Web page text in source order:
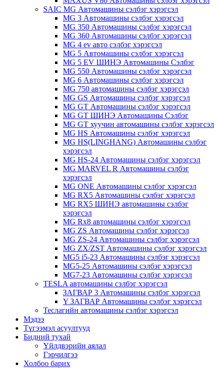
SAIC MG Автомашины сэлбэг хэрэгсэл
MG 3 Автомашины сэлбэг хэрэгсэл
MG 350 Автомашины сэлбэг хэрэгсэл
MG 360 Автомашины сэлбэг хэрэгсэл
MG 4 ev авто сэлбэг хэрэгсэл
MG 5 Автомашины сэлбэг хэрэгсэл
MG 5 EV ШИНЭ Автомашины Сэлбэг
MG 550 Автомашины сэлбэг хэрэгсэл
MG 6 Автомашины сэлбэг хэрэгсэл
MG 750 автомашины сэлбэг хэрэгсэл
MG GS Автомашины сэлбэг хэрэгсэл
MG GT Автомашины сэлбэг хэрэгсэл
MG GT ШИНЭ Автомашины Сэлбэг
MG GT хуучин автомашины сэлбэг хэрэгсэл
MG HS Автомашины сэлбэг хэрэгсэл
MG HS(LINGHANG) Автомашины сэлбэг
хэрэгсэл
MG HS-24 Автомашины сэлбэг хэрэгсэл
MG MARVEL R Автомашины сэлбэг
хэрэгсэл
MG ONE Автомашины сэлбэг хэрэгсэл
MG RX5 Автомашины сэлбэг хэрэгсэл
MG RX5 ШИНЭ автомашины сэлбэг
хэрэгсэл
MG Rx8 автомашины сэлбэг хэрэгсэл
MG ZS Автомашины сэлбэг хэрэгсэл
MG ZS-24 Автомашины сэлбэг хэрэгсэл
MG ZX/ZST Автомашины сэлбэг хэрэгсэл
MG5 i5-23 Автомашины сэлбэг хэрэгсэл
MG5-25 Автомашины сэлбэг хэрэгсэл
MG7-23 Автомашины сэлбэг хэрэгсэл
TESLA автомашины сэлбэг хэрэгсэл
ЗАГВАР 3 Автомашины сэлбэг хэрэгсэл
Y ЗАГВАР Автомашины сэлбэг хэрэгсэл
Теслагийн автомашины сэлбэг хэрэгсэл
Мэдээ
Түгээмэл асуултууд
Бидний тухай
Үйлдвэрийн аялал
Гэрчилгээ
Холбоо барих